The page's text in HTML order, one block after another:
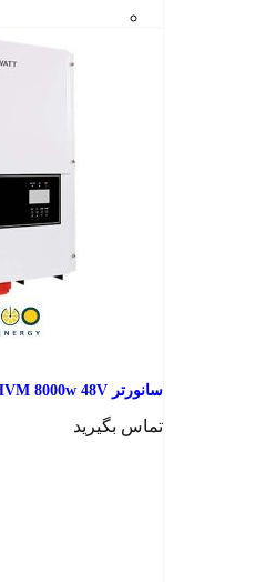
سانورتر SPF 8KT HVM 8000w 48V برند گرووات
تماس بگیرید